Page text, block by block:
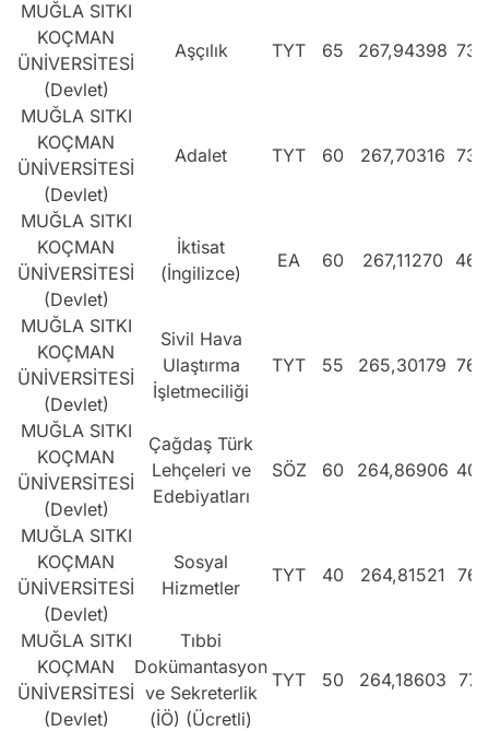
MUĞLA SITKI
KOÇMAN
ÜNİVERSİTESİ
(Devlet)
Aşçılık TYT 65 267,94398
MUĞLA SITKI
KOÇMAN
ÜNİVERSİTESİ
(Devlet)
Adalet TYT 60 267,70316
MUĞLA SITKI
KOÇMAN
ÜNİVERSİTESİ
(Devlet)
İktisat
(İngilizce)
EA 60 267,11270
MUĞLA SITKI
KOÇMAN
ÜNİVERSİTESİ
(Devlet)
Sivil Hava
Ulaştırma
İşletmeciliği
TYT 55 265,30179
MUĞLA SITKI
KOÇMAN
ÜNİVERSİTESİ
(Devlet)
Çağdaş Türk
Lehçeleri ve
Edebiyatları
SÖZ 60 264,86906
MUĞLA SITKI
KOÇMAN
ÜNİVERSİTESİ
(Devlet)
Sosyal
Hizmetler
TYT 40 264,81521
MUĞLA SITKI
KOÇMAN
ÜNİVERSİTESİ
(Devlet)
Tıbbi
Dokümantasyon
ve Sekreterlik
(İÖ) (Ücretli)
TYT 50 264,18603